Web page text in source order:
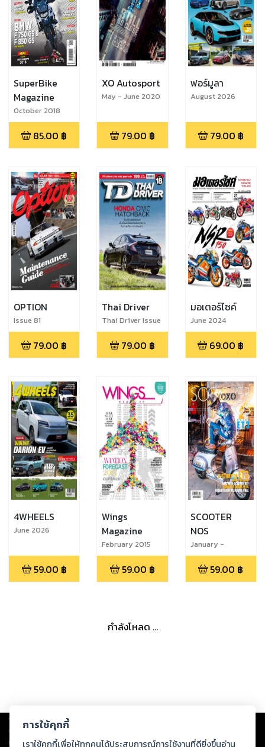
SuperBike
Magazine
October 2018
85.00 ฿
XO Autosport
May - June 2020
79.00 ฿
ฟอร์มูลา
August 2026
79.00 ฿
OPTION
Issue 81
79.00 ฿
Thai Driver
Thai Driver Issue
199
79.00 ฿
มอเตอร์ไซค์
June 2024
69.00 ฿
4WHEELS
June 2026
59.00 ฿
Wings
Magazine
February 2015
59.00 ฿
SCOOTER
NOS
January -
February 2015
59.00 ฿
กำลังโหลด ...
Copyright © 2026
ต่อผลงานหรือเนื้อหาใดที่อัปโหลดผ่านเว็บไซต์และปรากฏว่าละเมิดสิทธิใน
ทรัพย์สินทางปัญญาของบุคคลอื่นหรือขัดต่อกฎหมายและศีลธรรม ดังนั้น ผู้อ่าน
การใช้คุกกี้
เราใช้คุกกี้เพื่อให้ทุกคนได้ประสบการณ์การใช้งานที่ดียิ่งขึ้นอ่าน